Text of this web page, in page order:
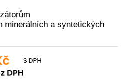
minerálních a syntetických
DPH
S DPH